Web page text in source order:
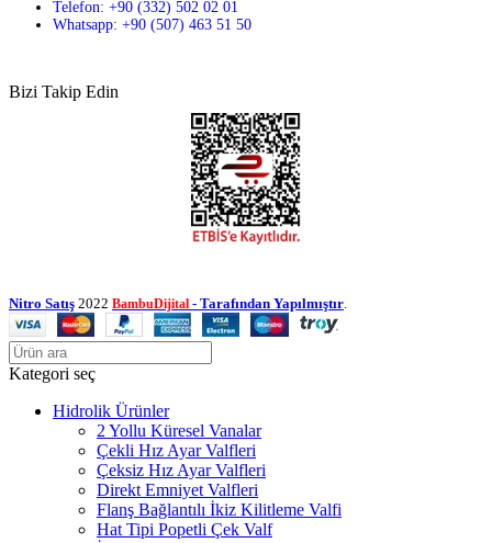
Telefon: +90 (332) 502 02 01
Whatsapp: +90 (507) 463 51 50
Bizi Takip Edin
Nitro Satış 2022 BambuDijital - Tarafından Yapılmıştır
Kategori seç
Hidrolik Ürünler
2 Yollu Küresel Vanalar
Çekli Hız Ayar Valfleri
Çeksiz Hız Ayar Valfleri
Direkt Emniyet Valfleri
Flanş Bağlantılı İkiz Kilitleme Valfi
Hat Tipi Popetli Çek Valf